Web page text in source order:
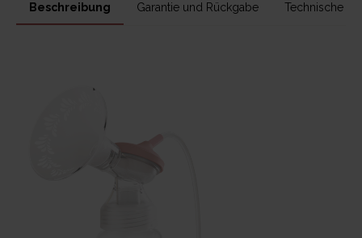
Beschreibung Garantie und Rückgabe Technische